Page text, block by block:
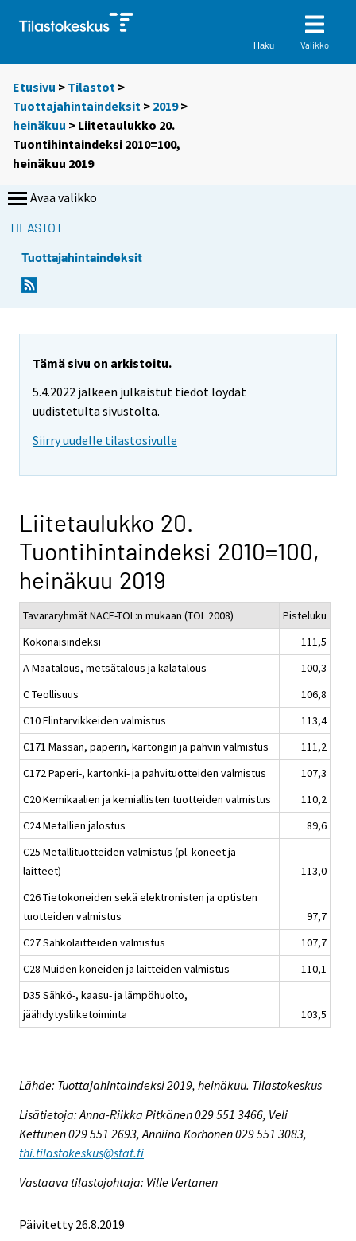
Haku Valikko
Etusivu > Tilastot >
Tuottajahintaindeksit > 2019>
heinäkuu > Liitetaulukko 20.
Tuontihintaindeksi 2010=100,
heinäkuu 2019
Avaa valikko
TILASTOT
Tuottajahintaindeksit
Tämä sivu on arkistoitu.
5.4.2022 jälkeen julkaistut tiedot löydät
uudistetulta sivustolta.
Siirry uudelle tilastosivulle
Liitetaulukko 20.
Tuontihintaindeksi 2010=100,
heinäkuu 2019
Tavararyhmät NACE-TOL:n mukaan (TOL 2008)
Pisteluku
Kokonaisindeksi
111,5
A Maatalous, metsätalous ja kalatalous
100,3
C Teollisuus
106,8
C10 Elintarvikkeiden valmistus
113,4
C171 Massan, paperin, kartongin ja pahvin valmistus
111,2
C172 Paperi-, kartonki- ja pahvituotteiden valmistus
107,3
C20 Kemikaalien ja kemiallisten tuotteiden valmistus
110,2
C24 Metallien jalostus
89,6
C25 Metallituotteiden valmistus (pl. koneet ja
laitteet)
113,0
C26 Tietokoneiden sekä elektronisten ja optisten
tuotteiden valmistus
97,7
C27 Sähkölaitteiden valmistus
107,7
C28 Muiden koneiden ja laitteiden valmistus
110,1
D35 Sähkö-, kaasu- ja lämpöhuolto,
jäähdytysliiketoiminta
103,5
Lähde: Tuottajahintaindeksi 2019, heinäkuu. Tilastokeskus
Lisätietoja: Anna-Riikka Pitkänen 029 551 3466, Veli
Kettunen 029 551 2693, Anniina Korhonen 029 551 3083,
thi.tilastokeskus@stat.fi
Vastaava tilastojohtaja: Ville Vertanen
Päivitetty 26.8.2019